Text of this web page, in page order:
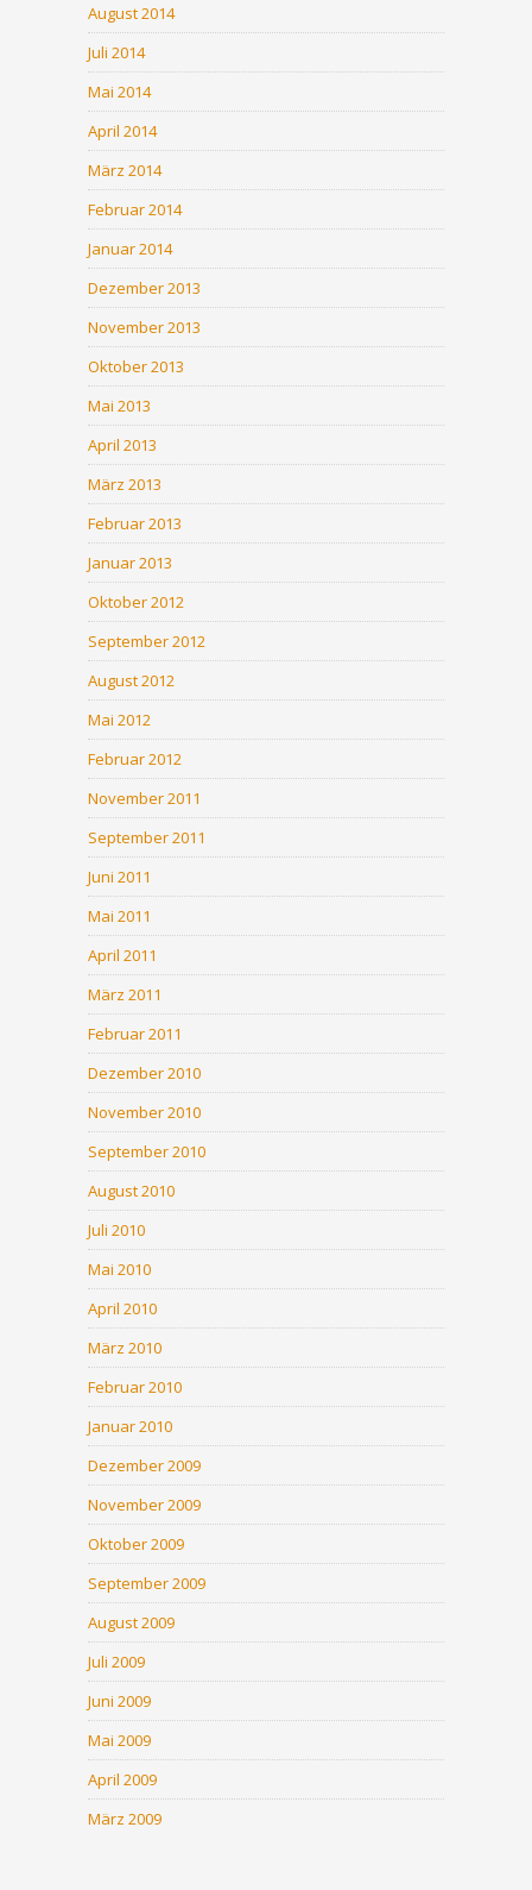
August 2014
Juli 2014
Mai 2014
April 2014
März 2014
Februar 2014
Januar 2014
Dezember 2013
November 2013
Oktober 2013
Mai 2013
April 2013
März 2013
Februar 2013
Januar 2013
Oktober 2012
September 2012
August 2012
Mai 2012
Februar 2012
November 2011
September 2011
Juni 2011
Mai 2011
April 2011
März 2011
Februar 2011
Dezember 2010
November 2010
September 2010
August 2010
Juli 2010
Mai 2010
April 2010
März 2010
Februar 2010
Januar 2010
Dezember 2009
November 2009
Oktober 2009
September 2009
August 2009
Juli 2009
Juni 2009
Mai 2009
April 2009
März 2009